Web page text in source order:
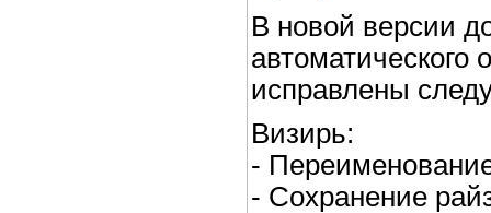
В новой версии
автоматического
исправлены
Визирь:
-
- Сохранение